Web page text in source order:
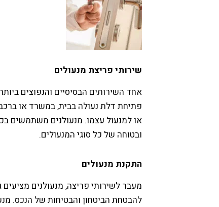
שירותי פריצת מנעולים
אחד השירותים הבסיסיים והנפוצים
פתיחת דלת נעולה בבית, במשרד או
או למנעול עצמו. מנעולנים משתמשים
ובטוחה של כל סוגי המנעולים.
התקנת מנעולים
מעבר לשירותי פריצה, מנעולנים
להבטחת הביטחון והבטיחות של הנכס.